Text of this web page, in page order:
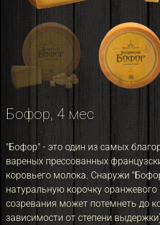
Бофор, 4 мес
"Бофор" - это один из самых
вареных прессованных
коровьего молока. Снаружи
натуральную корочку оранжевого
созревания может потемнеть до
зависимости от степени